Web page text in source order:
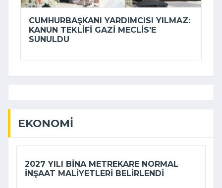
CUMHURBAŞKANI YARDIMCISI YILMAZ:
KANUN TEKLIFI GAZI MECLIS'E
SUNULDU
EKONOMI
2027 YILI BINA METREKARE NORMAL
INŞAAT MALIYETLERI BELIRLENDI